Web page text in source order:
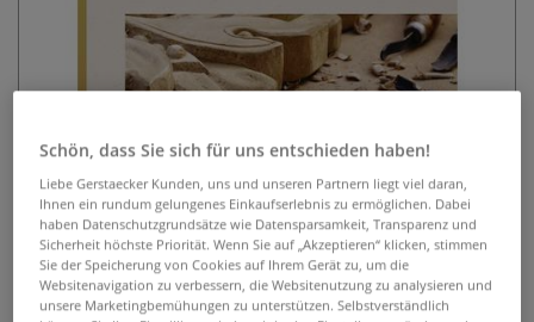
Schön, dass Sie sich für uns entschieden haben!
Liebe Gerstaecker Kunden, uns und unseren Partnern liegt viel daran,
Ihnen ein rundum gelungenes Einkaufserlebnis zu ermöglichen. Dabei
haben Datenschutzgrundsätze wie Datensparsamkeit, Transparenz und
Sicherheit höchste Priorität. Wenn Sie auf „Akzeptieren“ klicken, stimmen
Sie der Speicherung von Cookies auf Ihrem Gerät zu, um die
Websitenavigation zu verbessern, die Websitenutzung zu analysieren und
unsere Marketingbemühungen zu unterstützen. Selbstverständlich